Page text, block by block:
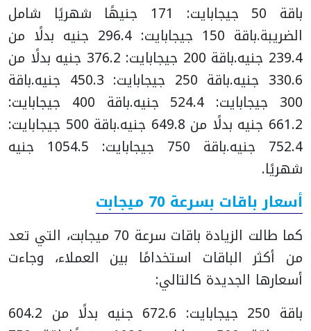
باقة 50 جيجابايت: 171 جنيهًا شهريًا شامل
الضريبة.
باقة 150 جيجابايت: 296.4 جنيه بدلًا من
239.4 جنيه.
باقة 200 جيجابايت: 376.2 جنيه بدلًا من
330.6 جنيه.
باقة 250 جيجابايت: 450.3 جنيه.
باقة
300 جيجابايت: 524.4 جنيه.
باقة 400 جيجابايت:
661.2 جنيه بدلًا من 649.8 جنيه.
باقة 500 جيجابايت:
752.4 جنيه.
باقة 750 جيجابايت: 1054.5 جنيه
شهريًا.
أسعار باقات بسرعة 70 ميجابت
كما طالت الزيادة باقات سرعة 70 ميجابت، التي تعد
من أكثر الباقات استخدامًا بين العملاء، وجاءت
أسعارها الجديدة كالتالي:
باقة 250 جيجابايت: 672.6 جنيه بدلًا من 604.2